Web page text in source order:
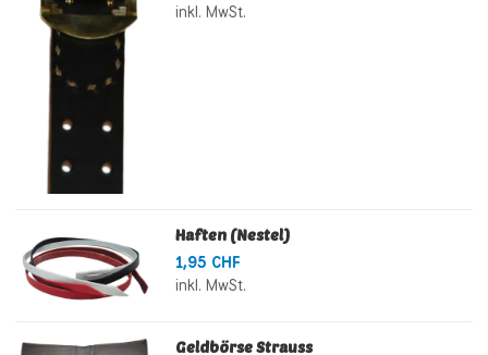
inkl. MwSt.
Haften (Nestel)
1,95 CHF
inkl. MwSt.
Geldbörse Strauss